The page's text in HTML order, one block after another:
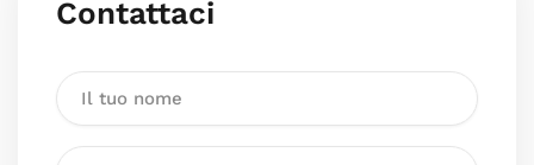
Contattaci